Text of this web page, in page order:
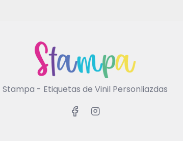
Stampa - Etiquetas de Vinil Personliazdas